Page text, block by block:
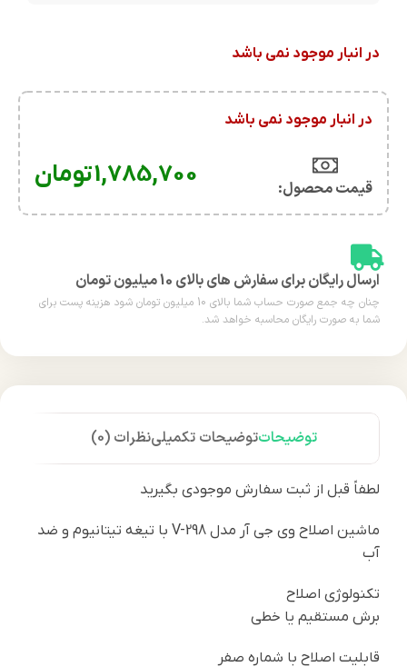
در انبار موجود نمی باشد
در انبار موجود نمی باشد
قیمت محصول:​ 1,785,700تومان
ارسال رایگان برای سفارش های بالای 10 میلیون تومان
چنان چه جمع صورت حساب شما بالای 10 میلیون تومان شود هزینه پست برای
شما به صورت رایگان محاسبه خواهد شد.
توضیحاتتوضیحات تکمیلینظرات (0)
لطفاً قبل از ثبت سفارش موجودی بگیرید
ماشین اصلاح وی جی آر مدل V-298 با تیغه تیتانیوم و ضد
آب
تکنولوژی اصلاح
برش مستقیم یا خطی
قابلیت اصلاح با شماره صفر